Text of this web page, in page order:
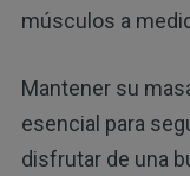
músculos a
Mantener su
esencial para
disfrutar de una